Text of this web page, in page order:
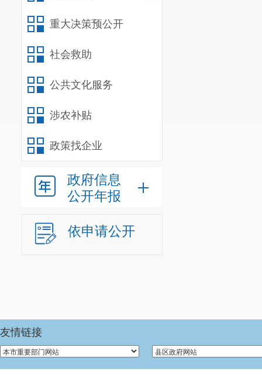
重大决策预公开
社会救助
公共文化服务
涉农补贴
政策找企业
政府信息
公开年报
依申请公开
友情链接